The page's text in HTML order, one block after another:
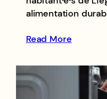
alimentation
Read More